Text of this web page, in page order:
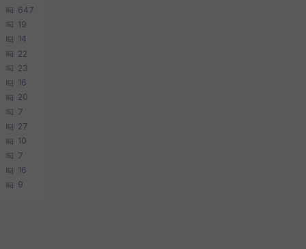
647
19
14
22
23
16
20
7
27
10
7
16
9